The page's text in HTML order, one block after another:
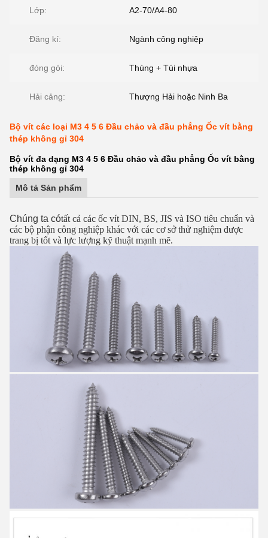
Lớp: A2-70/A4-80
Đăng kí: Ngành công nghiệp
đóng gói: Thùng + Túi nhựa
Hải cảng: Thượng Hải hoặc Ninh Ba
Bộ vít các loại M3 4 5 6 Đầu chảo và đầu phẳng Ốc vít bằng
thép không gỉ 304
Bộ vít đa dạng M3 4 5 6 Đầu chảo và đầu phẳng Ốc vít bằng
thép không gỉ 304
Mô tả Sản phẩm
Chúng ta cótất cả các ốc vít DIN, BS, JIS và ISO tiêu chuẩn và
các bộ phận công nghiệp khác với các cơ sở thử nghiệm được
trang bị tốt và lực lượng kỹ thuật mạnh mẽ.